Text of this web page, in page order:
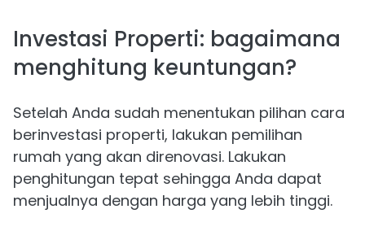
Investasi Properti: bagaimana
menghitung keuntungan?
Setelah Anda sudah menentukan pilihan cara
berinvestasi properti, lakukan pemilihan
rumah yang akan direnovasi. Lakukan
penghitungan tepat sehingga Anda dapat
menjualnya dengan harga yang lebih tinggi.